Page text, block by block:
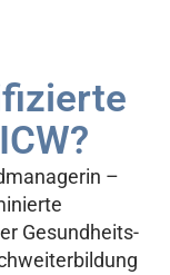
–
Gesundheits-